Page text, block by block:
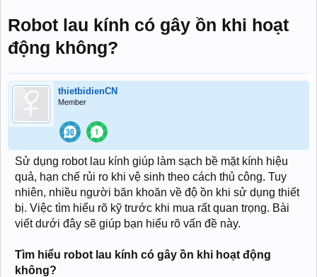
Robot lau kính có gây ồn khi hoạt
động không?
thietbidienCN
Member
Sử dụng robot lau kính giúp làm sạch bề mặt kính hiệu
quả, hạn chế rủi ro khi vệ sinh theo cách thủ công. Tuy
nhiên, nhiều người băn khoăn về độ ồn khi sử dụng thiết
bị. Việc tìm hiểu rõ kỹ trước khi mua rất quan trọng. Bài
viết dưới đây sẽ giúp bạn hiểu rõ vấn đề này.
Tìm hiểu robot lau kính có gây ồn khi hoạt động
không?